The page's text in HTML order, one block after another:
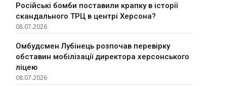
Російські бомби поставили крапку в історії
скандального ТРЦ в центрі Херсона?
08.07.2026
Омбудсмен Лубінець розпочав перевірку
обставин мобілізації директора херсонського
ліцею
08.07.2026